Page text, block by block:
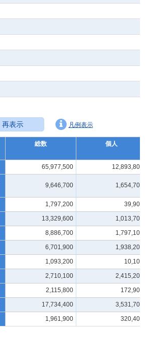
再表示 凡例表示
総数 個人
65,977,500
12,893,800
9,646,700 1,654,700
1,797,200
39,900
13,329,600
1,013,700
8,886,700
1,797,100
6,701,900
1,938,200
1,093,200
10,100
2,710,100
2,415,200
2,115,800
172,900
17,734,400
3,531,700
1,961,900 320,400